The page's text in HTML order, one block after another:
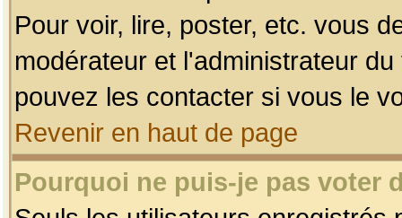
Pour voir, lire, poster, etc. vous
modérateur et l'administrateur
pouvez les contacter si vous le
Revenir en haut de page
Pourquoi ne puis-je pas voter